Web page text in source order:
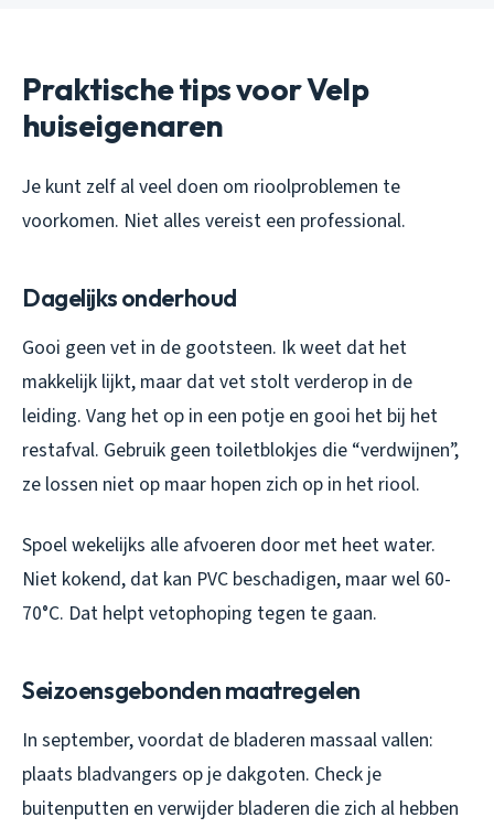
Praktische tips voor Velp
huiseigenaren
Je kunt zelf al veel doen om rioolproblemen te
voorkomen. Niet alles vereist een professional.
Dagelijks onderhoud
Gooi geen vet in de gootsteen. Ik weet dat het
makkelijk lijkt, maar dat vet stolt verderop in de
leiding. Vang het op in een potje en gooi het bij het
restafval. Gebruik geen toiletblokjes die “verdwijnen”,
ze lossen niet op maar hopen zich op in het riool.
Spoel wekelijks alle afvoeren door met heet water.
Niet kokend, dat kan PVC beschadigen, maar wel 60-
70°C. Dat helpt vetophoping tegen te gaan.
Seizoensgebonden maatregelen
In september, voordat de bladeren massaal vallen:
plaats bladvangers op je dakgoten. Check je
buitenputten en verwijder bladeren die zich al hebben